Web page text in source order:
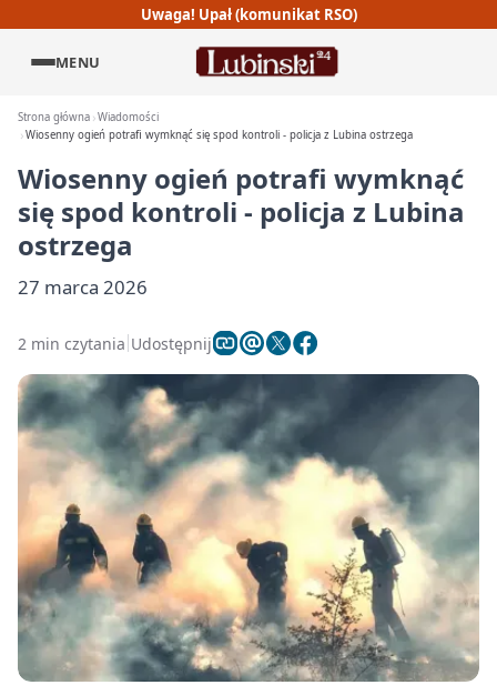
Uwaga! Upał (komunikat RSO)
MENU
Strona główna Wiadomości
Wiosenny ogień potrafi wymknąć się spod kontroli - policja z Lubina ostrzega
Wiosenny ogień potrafi wymknąć
się spod kontroli - policja z Lubina
ostrzega
27 marca 2026
2 min czytania Udostępnij